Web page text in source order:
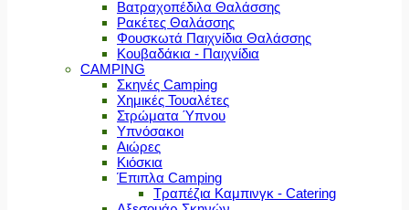
Βατραχοπέδιλα Θαλάσσης
Ρακέτες Θαλάσσης
Φουσκωτά Παιχνίδια Θαλάσσης
Κουβαδάκια - Παιχνίδια
CAMPING
Σκηνές Camping
Χημικές Τουαλέτες
Στρώματα Ύπνου
Υπνόσακοι
Αιώρες
Κιόσκια
Έπιπλα Camping
Τραπέζια Καμπινγκ - Catering